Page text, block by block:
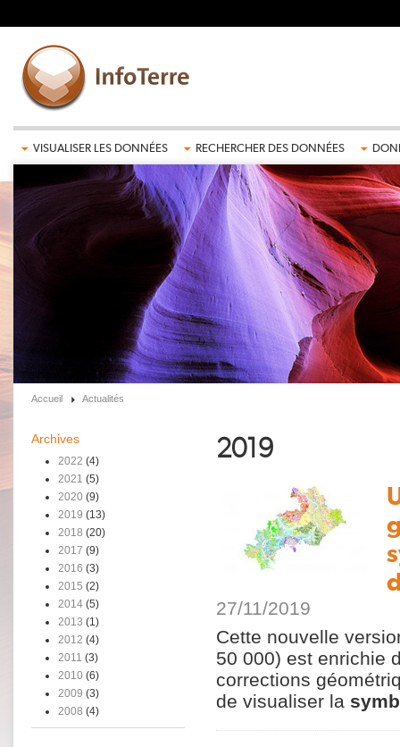
VISUALISER LES DONNÉES RECHERCHER DES DONNÉES
Accueil Actualités
Archives
2022 (4)
2021 (5)
2020 (9)
2019 (13)
2018 (20)
2017 (9)
2016 (3)
2015 (2)
2014 (5)
2013 (1)
2012 (4)
2011 (3)
2010 (6)
2009 (3)
2008 (4)
2019
27/11/2019
Cette nouvelle
50 000) est enrichie
corrections
de visualiser la